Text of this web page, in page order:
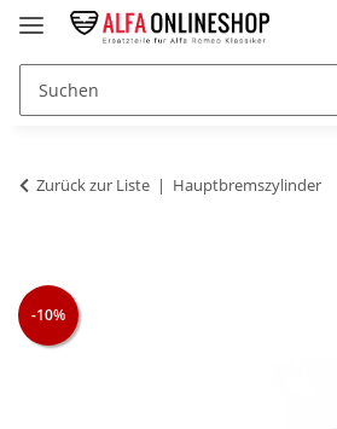
Zurück zur Liste Hauptbremszylinder
-10%